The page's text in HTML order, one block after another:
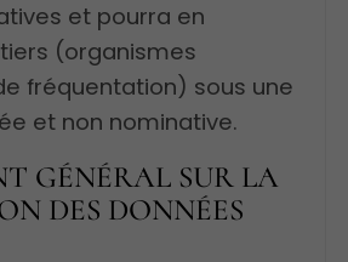
et pourra en
(organismes
fréquentation) sous une
et non nominative.
GÉNÉRAL SUR LA
DES DONNÉES